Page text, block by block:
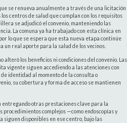
se renueva anualmente a través de una licitación
centros de salud que cumplan con los requisitos
se adjudicó el convenio, manteniendo las
La comuna ya ha trabajado con esta clínica en
lo que se espera que esta nueva etapa continúe
un real aporte para la salud de los vecinos.
alteró los beneficios ni condiciones del convenio. Las
vigente siguen accediendo a las atenciones con
identidad al momento de la consulta o
su cobertura y forma de acceso se mantienen
entregando otras prestaciones clave para la
procedimientos complejos —como endoscopías y
siguen disponibles en ese centro, bajo las